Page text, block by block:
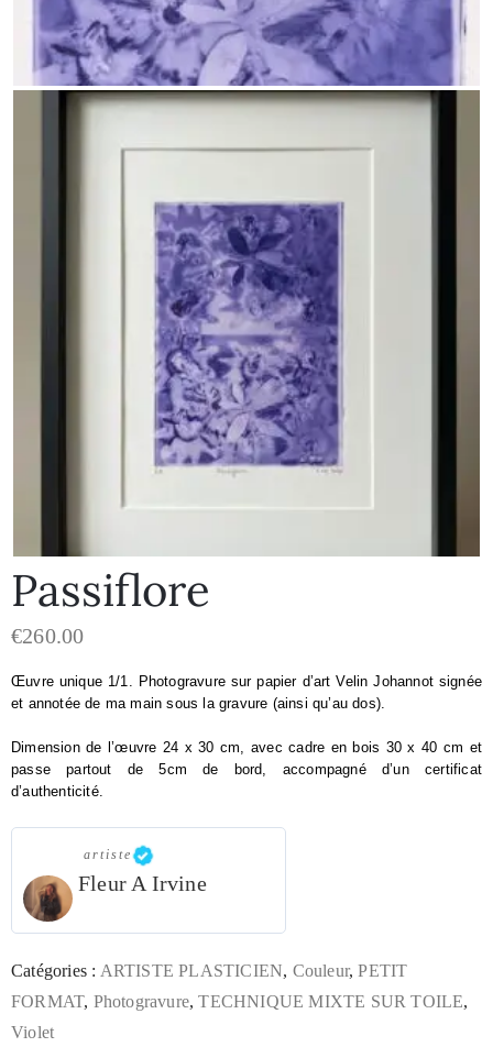
Passiflore
€260.00
Œuvre unique 1/1. Photogravure sur papier d’art Velin Johannot signée
et annotée de ma main sous la gravure (ainsi qu’au dos).
Dimension de l’œuvre 24 x 30 cm, avec cadre en bois 30 x 40 cm et
passe partout de 5cm de bord, accompagné d’un certificat
d’authenticité.
artiste
Fleur A Irvine
Catégories : ARTISTE PLASTICIEN, Couleur,PETIT
FORMAT, Photogravure,TECHNIQUE MIXTE SUR TOILE,
Violet